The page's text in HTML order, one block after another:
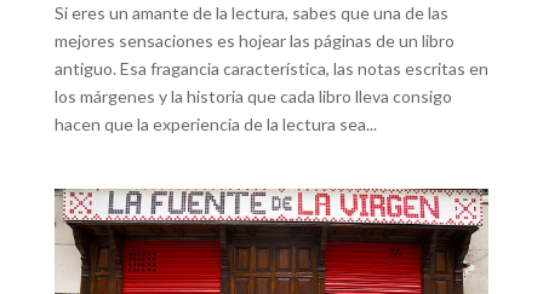
Si eres un amante de la lectura, sabes que una de las
mejores sensaciones es hojear las páginas de un libro
antiguo. Esa fragancia característica, las notas escritas en
los márgenes y la historia que cada libro lleva consigo
hacen que la experiencia de la lectura sea...